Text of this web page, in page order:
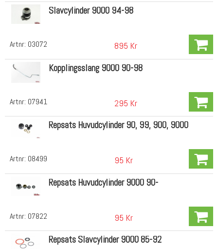
Artnr: 03072
Slavcylinder 9000 94-98
895 Kr
Artnr: 07941
Kopplingsslang 9000 90-98
295 Kr
Artnr: 08499
Repsats Huvudcylinder 90, 99, 900, 9000
95 Kr
Artnr: 07822
Repsats Huvudcylinder 9000 90-
95 Kr
Repsats Slavcylinder 9000 85-92